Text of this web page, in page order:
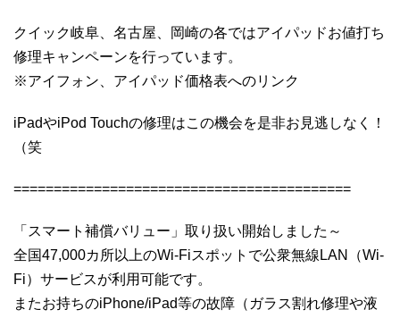
クイック岐阜、名古屋、岡崎の各ではアイパッドお値打ち
修理キャンペーンを行っています。
※アイフォン、アイパッド価格表へのリンク
iPadやiPod Touchの修理はこの機会を是非お見逃しなく！
（笑
==========================================
「スマート補償バリュー」取り扱い開始しました～
全国47,000カ所以上のWi-Fiスポットで公衆無線LAN（Wi-
Fi）サービスが利用可能です。
またお持ちのiPhone/iPad等の故障（ガラス割れ修理や液